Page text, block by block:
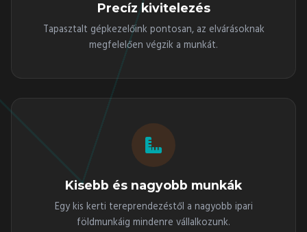
Precíz kivitelezés
Tapasztalt gépkezelőink pontosan, az elvárásoknak
megfelelően végzik a munkát.
Kisebb és nagyobb munkák
Egy kis kerti tereprendezéstől a nagyobb ipari
földmunkáig mindenre vállalkozunk.